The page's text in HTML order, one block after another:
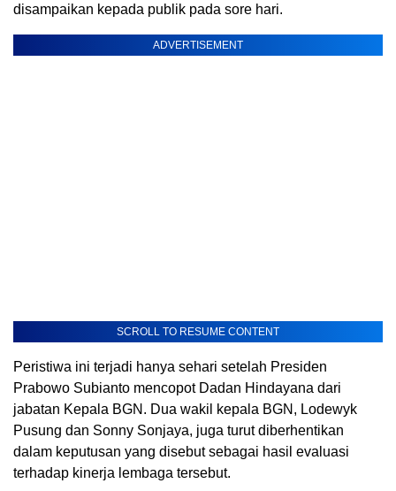
disampaikan kepada publik pada sore hari.
ADVERTISEMENT
SCROLL TO RESUME CONTENT
Peristiwa ini terjadi hanya sehari setelah Presiden
Prabowo Subianto mencopot Dadan Hindayana dari
jabatan Kepala BGN. Dua wakil kepala BGN, Lodewyk
Pusung dan Sonny Sonjaya, juga turut diberhentikan
dalam keputusan yang disebut sebagai hasil evaluasi
terhadap kinerja lembaga tersebut.